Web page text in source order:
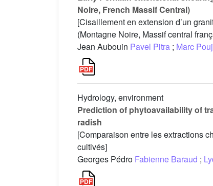
Noire, French Massif Central)
[Cisaillement en extension d’un
(Montagne Noire, Massif central
Jean Aubouin Pavel Pitra ; Marc
Hydrology, environment
Prediction of phytoavailability of
radish
[Comparaison entre les extractions
cultivés]
Georges Pédro Fabienne Baraud ;